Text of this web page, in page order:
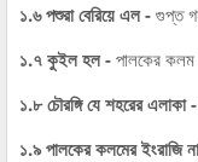
১.৬ পশুরা বেরিয়ে এল - গুপ্ত
১.৭ কুইল হল - পালকের কলম
১.৮ চৌরঙ্গি যে শহরের এলাকা -
১.৯ পালকের কলমের ইংরাজি